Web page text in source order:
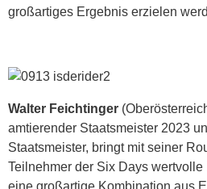
großartiges Ergebnis erzielen
Walter Feichtinger
amtierender Staatsmeister 2023
Staatsmeister, bringt mit seiner
Teilnehmer der Six Days wertvolle
eine großartige Kombination aus